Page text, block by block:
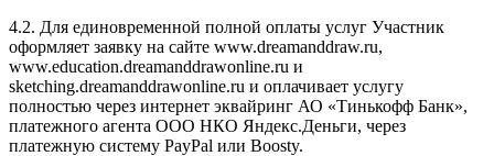
4.2. Для единовременной полной оплаты услуг Участник
оформляет заявку на сайте www.dreamanddraw.ru,
www.education.dreamanddrawonline.ru и
sketching.dreamanddrawonline.ru и оплачивает услугу
полностью через интернет эквайринг АО «Тинькофф Банк»,
платежного агента ООО НКО Яндекс.Деньги, через
платежную систему PayPal или Boosty.